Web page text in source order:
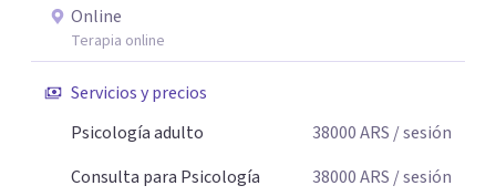
Online
Terapia online
Servicios y precios
Psicología adulto
38000ARS / sesión
Consulta para Psicología
38000ARS / sesión